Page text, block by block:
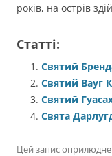
років, на острів
Статті:
Святий
Святий Вауг
Святий
Свята
Цей запис